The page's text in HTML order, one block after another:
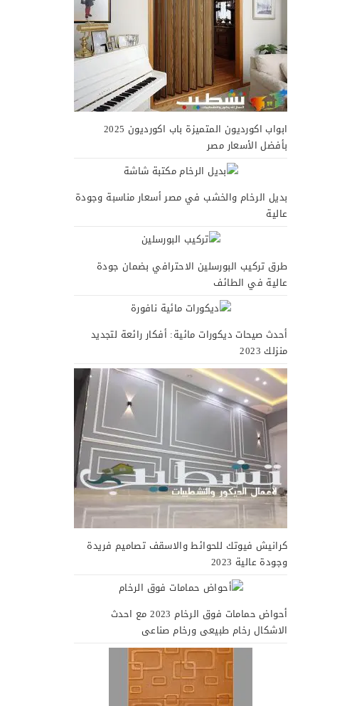
ابواب اكورديون المتميزة باب اكورديون 2025
بأفضل الأسعار مصر
بديل الرخام والخشب في مصر أسعار مناسبة وجودة
عالية
طرق تركيب البورسلين الاحترافي بضمان جودة
عالية في الطائف
أحدث صيحات ديكورات مائية: أفكار رائعة لتجديد
منزلك 2023
كرانيش فيوتك للحوائط والاسقف تصاميم فريدة
وجودة عالية 2023
أحواض حمامات فوق الرخام 2023 مع احدث
الاشكال رخام طبيعى ورخام صناعى